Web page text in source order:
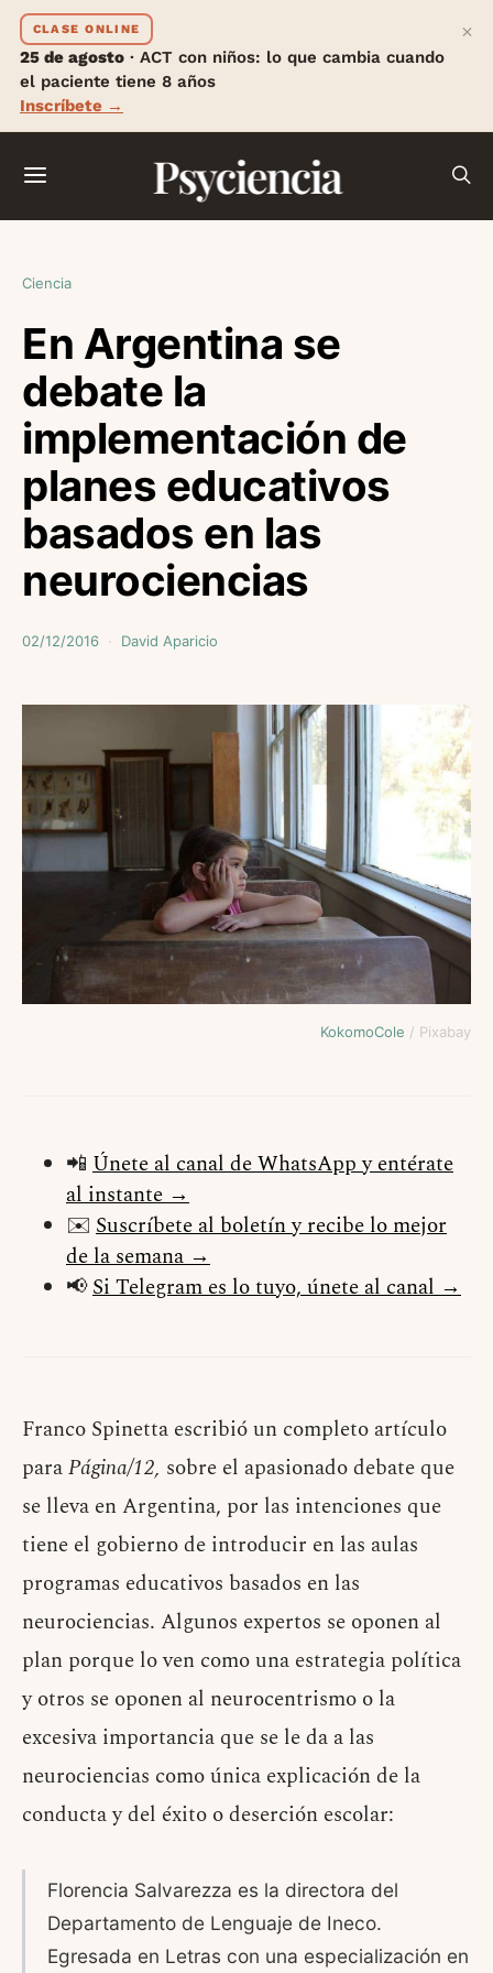
CLASE ONLINE
25 de agosto · ACT con niños: lo que cambia cuando
el paciente tiene 8 años
Inscríbete →
×
Psyciencia
Ciencia
En Argentina se
debate la
implementación de
planes educativos
basados en las
neurociencias
02/12/2016 David Aparicio
KokomoCole / Pixabay
📲 Únete al canal de WhatsApp y entérate
al instante →
✉️ Suscríbete al boletín y recibe lo mejor
de la semana →
📢Si Telegram es lo tuyo, únete al canal →
Franco Spinetta escribió un completo artículo
paraPágina/12, sobre el apasionado debate que
se lleva en Argentina, por las intenciones que
tiene el gobierno de introducir en las aulas
programas educativos basados en las
neurociencias. Algunos expertos se oponen al
plan porque lo ven como una estrategia política
y otros se oponen al neurocentrismo o la
excesiva importancia que se le da a las
neurociencias como única explicación de la
conducta y del éxito o deserción escolar:
Florencia Salvarezza es la directora del
Departamento de Lenguaje de Ineco.
Egresada en Letras con una especialización en